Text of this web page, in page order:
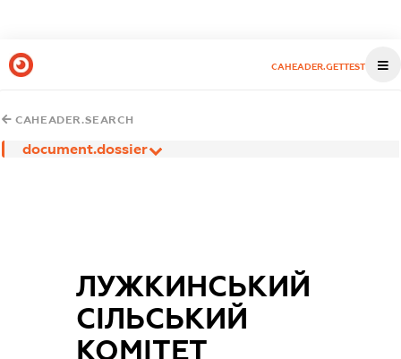
CAHEADER.GETTEST
CAHEADER.SEARCH
document.dossier
ЛУЖКИНСЬКИЙ
СІЛЬСЬКИЙ
КОМІТЕТ